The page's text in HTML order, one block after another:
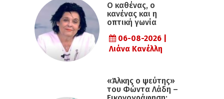
Ο καθένας, ο
κανένας και η
οπτική γωνία
06-08-2026 |
Λιάνα Κανέλλη
«Άλκης ο ψεύτης»
του Φώντα Λάδη –